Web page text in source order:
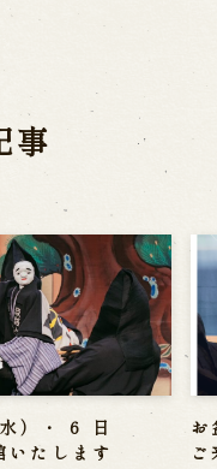
事
）・ 6 日
いたします
お